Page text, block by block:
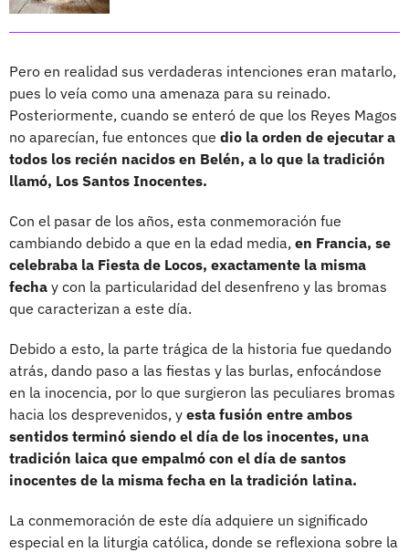
Pero en realidad sus verdaderas intenciones eran matarlo,
pues lo veía como una amenaza para su reinado.
Posteriormente, cuando se enteró de que los Reyes Magos
no aparecían, fue entonces que dio la orden de ejecutar a
todos los recién nacidos en Belén, a lo que la tradición
llamó, Los Santos Inocentes.
Con el pasar de los años, esta conmemoración fue
cambiando debido a que en la edad media, en Francia, se
celebraba la Fiesta de Locos, exactamente la misma
fecha y con la particularidad del desenfreno y las bromas
que caracterizan a este día.
Debido a esto, la parte trágica de la historia fue quedando
atrás, dando paso a las fiestas y las burlas, enfocándose
en la inocencia, por lo que surgieron las peculiares bromas
hacia los desprevenidos, y esta fusión entre ambos
sentidos terminó siendo el día de los inocentes, una
tradición laica que empalmó con el día de santos
inocentes de la misma fecha en la tradición latina.
La conmemoración de este día adquiere un significado
especial en la liturgia católica, donde se reflexiona sobre la